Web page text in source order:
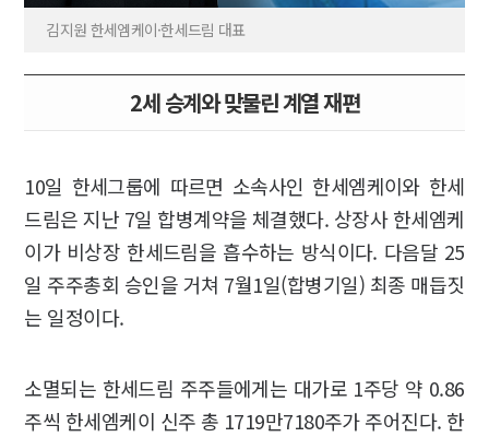
김지원 한세엠케이·한세드림 대표
2세 승계와 맞물린 계열 재편
10일 한세그룹에 따르면 소속사인 한세엠케이와 한세
드림은 지난 7일 합병계약을 체결했다. 상장사 한세엠케
이가 비상장 한세드림을 흡수하는 방식이다. 다음달 25
일 주주총회 승인을 거쳐 7월1일(합병기일) 최종 매듭짓
는 일정이다.
소멸되는 한세드림 주주들에게는 대가로 1주당 약 0.86
주씩 한세엠케이 신주 총 1719만7180주가 주어진다. 한